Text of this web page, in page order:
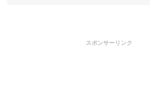
スポンサーリンク